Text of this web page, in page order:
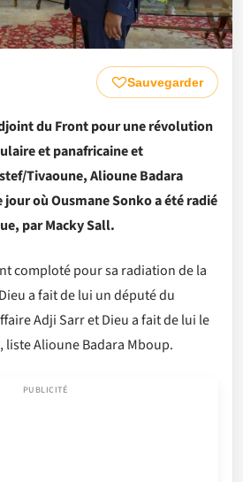
Sauvegarder
du Front pour une révolution
et panafricaine et
Tivaoune, Alioune Badara
où Ousmane Sonko a été radié
par Macky Sall.
comploté pour sa radiation de la
a fait de lui un député du
Adji Sarr et Dieu a fait de lui le
liste Alioune Badara Mboup.